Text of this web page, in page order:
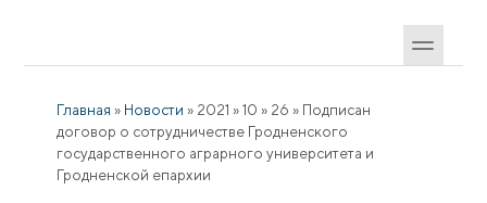
Главная » Новости » 2021 » 10 » 26 » Подписан
договор о сотрудничестве Гродненского
государственного аграрного университета и
Гродненской епархии